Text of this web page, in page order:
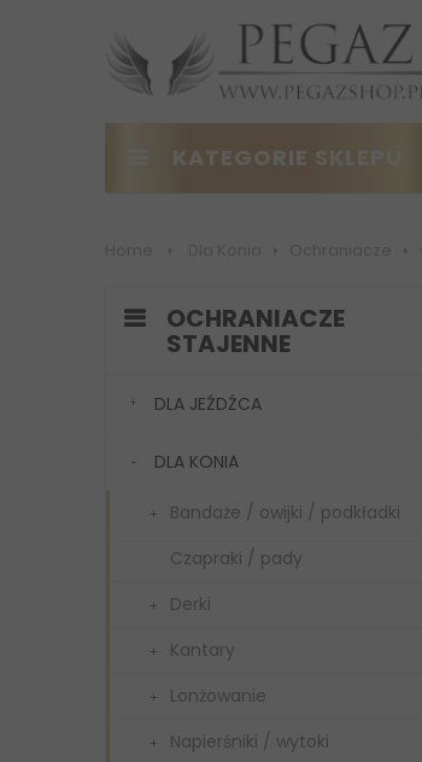
KATEGORIE SKLEPU
OCHRANIACZE
STAJENNE
DLA JEŹDŹCA
DLA KONIA
Bandaże / owijki / podkładki
Czapraki / pady
Derki
Kantary
Lonżowanie
Napierśniki / wytoki